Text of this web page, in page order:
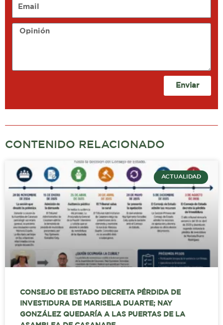
Opinión
Enviar
CONTENIDO RELACIONADO
ACTUALIDAD
CONSEJO DE ESTADO DECRETA PÉRDIDA DE
INVESTIDURA DE MARISELA DUARTE; NAY
GONZÁLEZ QUEDARÍA A LAS PUERTAS DE LA